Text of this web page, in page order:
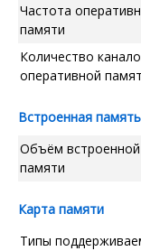
Частота
памяти
Количество
оперативной
Встроенная память
Объём встроенной
памяти
Карта памяти
Типы